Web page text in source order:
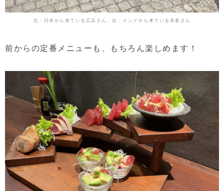
左：日本から来ている広浜さん、右：インドから来ている本多さん
前からの定番メニューも、もちろん楽しめます！